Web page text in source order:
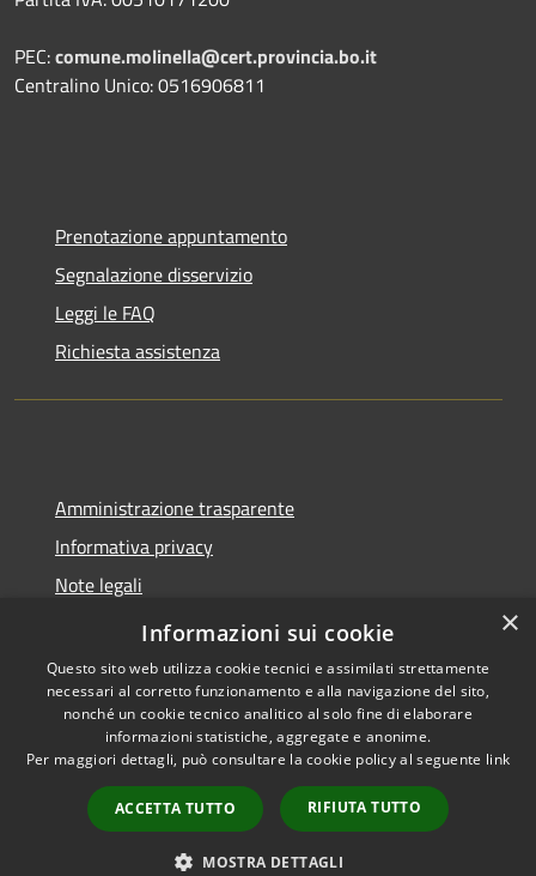
PEC:comune.molinella@cert.provincia.bo.it
Centralino Unico: 0516906811
Prenotazione appuntamento
Segnalazione disservizio
Leggi le FAQ
Richiesta assistenza
Amministrazione trasparente
Informativa privacy
Note legali
Dichiarazione di accessibilità
Accessibilità
Copyright © 2026 • Comune di
Molinella • Powered by
Municipium•
Accesso
redazione
×
Informazioni sui cookie
Questo sito web utilizza cookie tecnici e assimilati strettamente
necessari al corretto funzionamento e alla navigazione del sito,
nonché un cookie tecnico analitico al solo fine di elaborare
informazioni statistiche, aggregate e anonime.
Per maggiori dettagli, può consultare la cookie policy al seguente link
ACCETTA TUTTO RIFIUTA TUTTO
MOSTRA DETTAGLI